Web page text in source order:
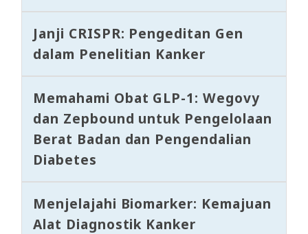
Janji CRISPR: Pengeditan Gen
dalam Penelitian Kanker
Memahami Obat GLP-1: Wegovy
dan Zepbound untuk Pengelolaan
Berat Badan dan Pengendalian
Diabetes
Menjelajahi Biomarker: Kemajuan
Alat Diagnostik Kanker